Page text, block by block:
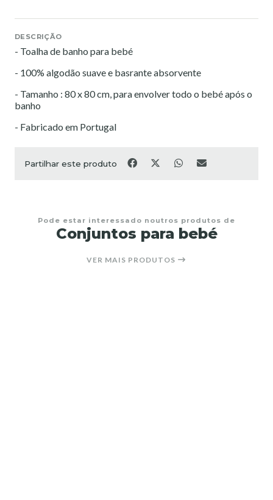
DESCRIÇÃO
- Toalha de banho para bebé
- 100% algodão suave e basrante absorvente
- Tamanho : 80 x 80 cm, para envolver todo o bebé após o
banho
- Fabricado em Portugal
Partilhar este produto
Pode estar interessado noutros produtos de
Conjuntos para bebé
VER MAIS PRODUTOS